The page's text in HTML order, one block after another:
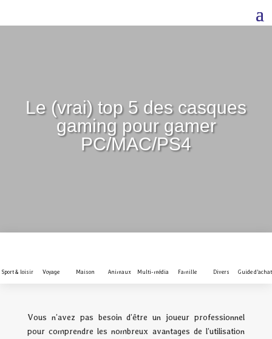
Le (vrai) top 5 des casques
gaming pour gamer
PC/MAC/PS4
Sport & loisir Voyage Maison Animaux Multi-média Famille Divers Guide d'achat
Vous n’avez pas besoin d’être un joueur professionnel
pour comprendre les nombreux avantages de l’utilisation